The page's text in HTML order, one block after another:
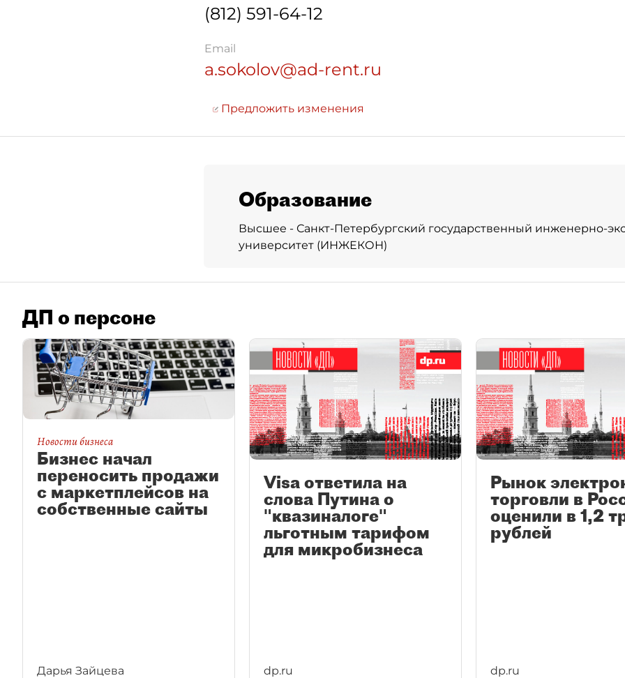
(812) 591-64-12
Email
a.sokolov@ad-rent.ru
Предложить изменения
Образование
Высшее - Санкт-Петербургский государственный инженерно-
университет (ИНЖЕКОН)
ДП о персоне
Новости бизнеса
Бизнес начал
переносить продажи
с маркетплейсов на
собственные сайты
Дарья Зайцева
Visa ответила на
слова Путина о
"квазиналоге"
льготным тарифом
для микробизнеса
dp.ru
Рынок
торговли в
оценили в 1,2
рублей
dp.ru